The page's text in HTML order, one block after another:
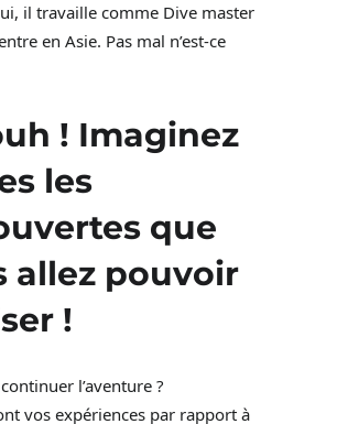
il travaille comme Dive master
en Asie. Pas mal n’est-ce
! Imaginez
les
que
allez pouvoir
!
l’aventure ?
vos expériences par rapport à